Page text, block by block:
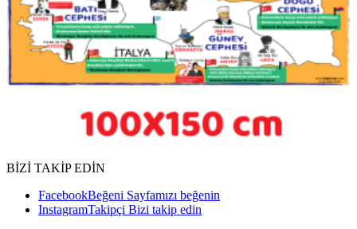
BİZİ TAKİP EDİN
FacebookBeğeni Sayfamızı beğenin
InstagramTakipçi Bizi takip edin